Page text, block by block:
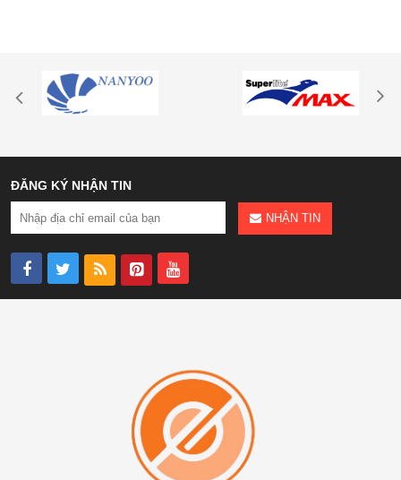
ĐĂNG KÝ NHẬN TIN
NHẬN TIN